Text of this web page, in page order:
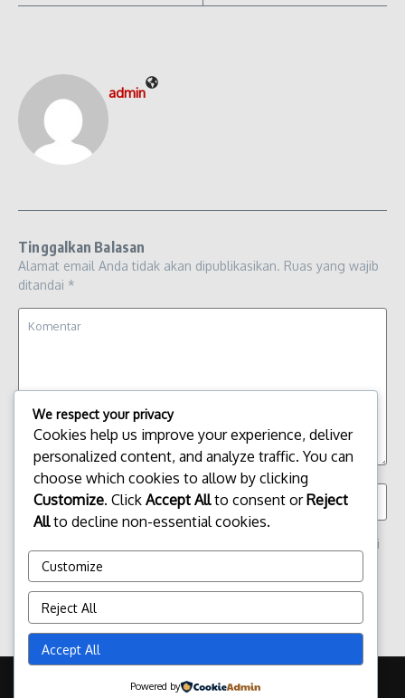
admin
Tinggalkan Balasan
Alamat email Anda tidak akan dipublikasikan. Ruas yang wajib
ditandai *
Simpan nama, email, dan situs web saya pada peramban ini
untuk komentar saya berikutnya.
Copyright © 2026 Update Terbaru Bali Portal News | Powered by
We respect your privacy
Cookies help us improve your experience, deliver
personalized content, and analyze traffic. You can
choose which cookies to allow by clicking
Customize. Click Accept Allto consent orReject
Allto decline non-essential cookies.
Customize
Reject All
Accept All
Powered by